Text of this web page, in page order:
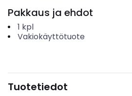
Pakkaus ja ehdot
1 kpl
Vakiokäyttötuote
Tuotetiedot